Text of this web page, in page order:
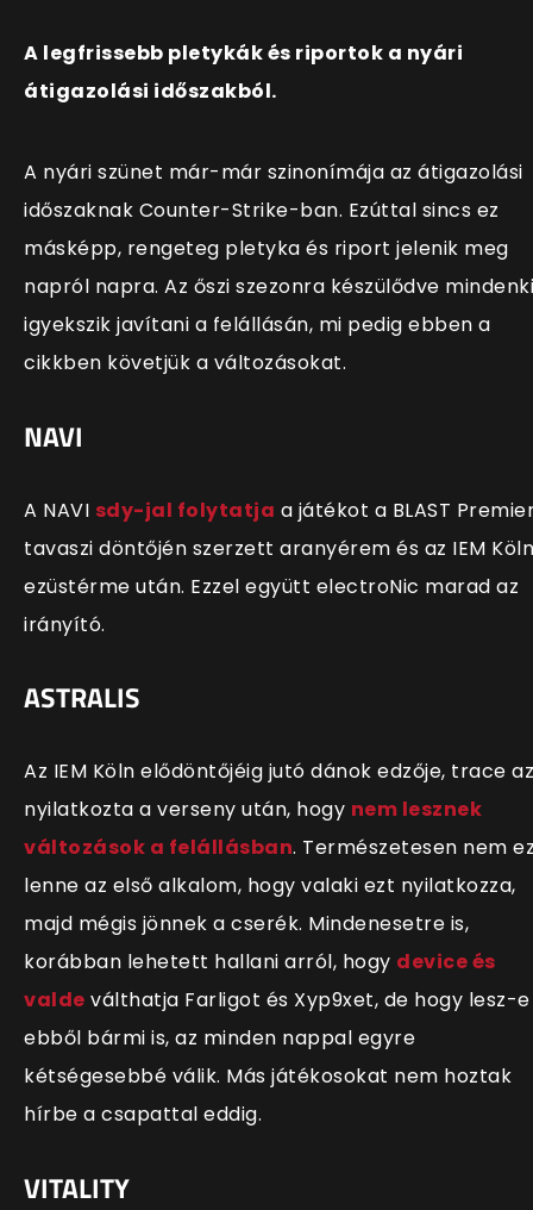
A legfrissebb pletykák és riportok a nyári
átigazolási időszakból.
A nyári szünet már-már szinonímája az átigazolási
időszaknak Counter-Strike-ban. Ezúttal sincs ez
másképp, rengeteg pletyka és riport jelenik meg
napról napra. Az őszi szezonra készülődve mindenki
igyekszik javítani a felállásán, mi pedig ebben a
cikkben követjük a változásokat.
NAVI
A NAVI sdy-jal folytatja a játékot a BLAST
tavaszi döntőjén szerzett aranyérem és az IEM Köln
ezüstérme után. Ezzel együtt electroNic marad az
irányító.
ASTRALIS
Az IEM Köln elődöntőjéig jutó dánok edzője, trace
nyilatkozta a verseny után, hogy nem lesznek
változások a felállásban. Természetesen nem
lenne az első alkalom, hogy valaki ezt nyilatkozza,
majd mégis jönnek a cserék. Mindenesetre is,
korábban lehetett hallani arról, hogy device és
valde válthatja Farligot és Xyp9xet, de hogy lesz-e
ebből bármi is, az minden nappal egyre
kétségesebbé válik. Más játékosokat nem hoztak
hírbe a csapattal eddig.
VITALITY